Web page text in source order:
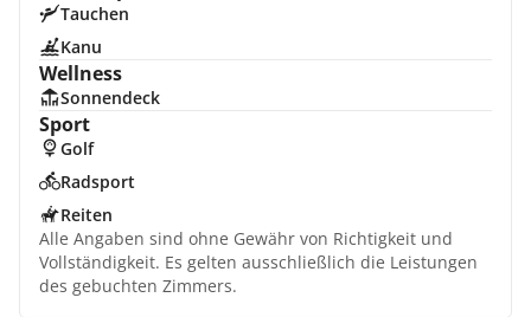
Tauchen
Kanu
Wellness
Sonnendeck
Sport
Golf
Radsport
Reiten
Alle Angaben sind ohne Gewähr von Richtigkeit und
Vollständigkeit. Es gelten ausschließlich die Leistungen
des gebuchten Zimmers.